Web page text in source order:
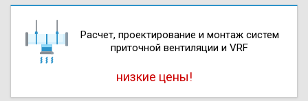
Расчет, проектирова­ние и монтаж систем
приточной вентиляции и VRF
низкие цены!